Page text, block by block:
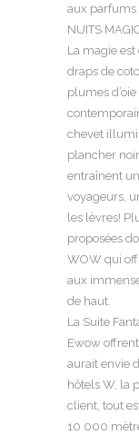
aux parfums
NUITS
La magie
draps de
plumes
chevet
plancher
entraînent
voyageurs,
les lèvres!
proposées
WOW qui
aux
de haut.
La Suite
Ewow
aurait envie
hôtels W, la
client, tout
10 000